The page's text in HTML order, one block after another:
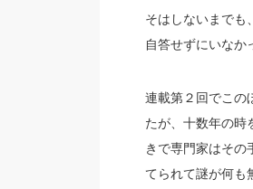
そはしないまでも
自答せずにいなか
連載第２回でこの
たが、十数年の時
きで専門家はその
てられて謎が何も